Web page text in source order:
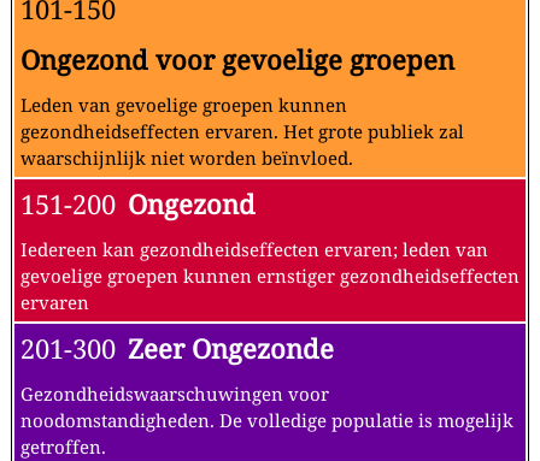
101-150
Ongezond voor gevoelige groepen
Leden van gevoelige groepen kunnen
gezondheidseffecten ervaren. Het grote publiek zal
waarschijnlijk niet worden beïnvloed.
151-200 Ongezond
Iedereen kan gezondheidseffecten ervaren; leden van
gevoelige groepen kunnen ernstiger gezondheidseffecten
ervaren
201-300 Zeer Ongezonde
Gezondheidswaarschuwingen voor
noodomstandigheden. De volledige populatie is mogelijk
getroffen.